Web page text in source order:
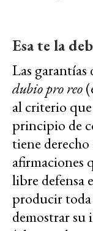
Esa te la
Las garantías
dubio pro reo
al criterio que
principio de
tiene
afirmaciones
libre defensa
producir
demostrar su